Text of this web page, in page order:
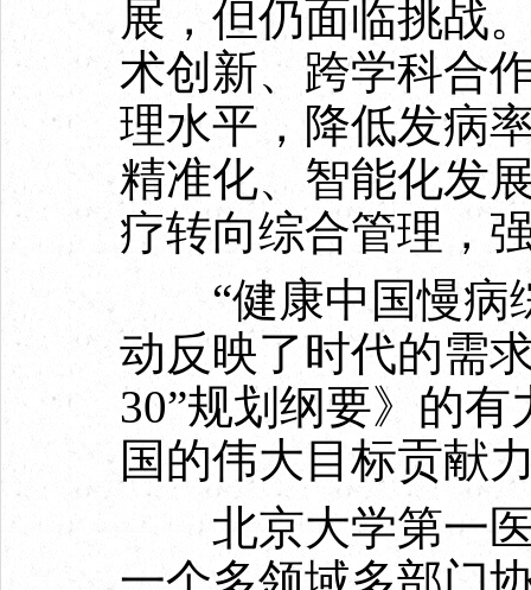
展，但仍面临挑战
术创新、跨学科合
理水平，降低发病
精准化、智能化发
疗转向综合管理，
“健康中国慢病
动反映了时代的需
30”规划纲要》的
国的伟大目标贡献
北京大学第一医